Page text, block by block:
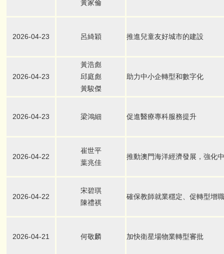
黃家倫
2026-04-23 呂綺穎 推進兒童友好城市的建設
2026-04-23
黃浩彪
邱庭彪
黃駿傑
助力中小企轉型和數字化
2026-04-23 梁鴻細 促進醫療專科服務提升
2026-04-22
崔世平
葉兆佳
推動澳門海洋經濟發展，強化
2026-04-22
宋碧琪
陳禮祺
確保教師就業穩定、促轉型增
2026-04-21 何敬麟 加快衛星場物業轉型審批